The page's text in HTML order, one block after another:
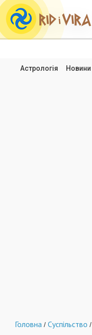
Астрологія Новини
Головна / Суспільство /